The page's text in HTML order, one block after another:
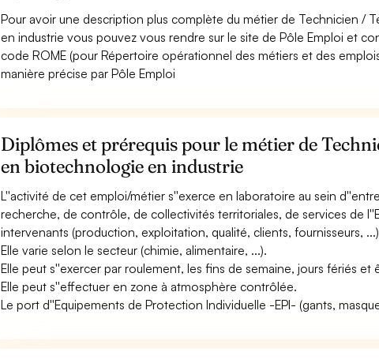
Pour avoir une description plus complète du métier de Technicien /
en industrie vous pouvez vous rendre sur le site de Pôle Emploi et
code ROME (pour Répertoire opérationnel des métiers et des
manière précise par Pôle Emploi
Diplômes et prérequis pour le métier de
en biotechnologie en industrie
L''activité de cet emploi/métier s''exerce en laboratoire au sein
recherche, de contrôle, de collectivités territoriales, de services de
intervenants (production, exploitation, qualité, clients, fournisseurs,
Elle varie selon le secteur (chimie, alimentaire, ...).
Elle peut s''exercer par roulement, les fins de semaine, jours fériés et
Elle peut s''effectuer en zone à atmosphère contrôlée.
Le port d''Equipements de Protection Individuelle -EPI- (gants,